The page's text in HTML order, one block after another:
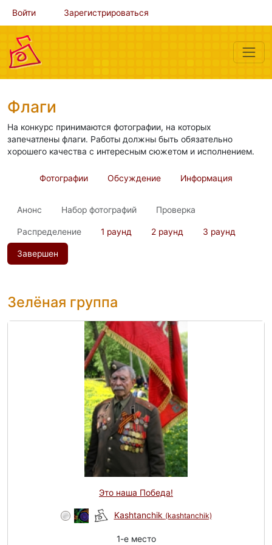
Войти Зарегистрироваться
Флаги
На конкурс принимаются фотографии, на которых
запечатлены флаги. Работы должны быть обязательно
хорошего качества с интересным сюжетом и исполнением.
Фотографии Обсуждение Информация
Анонс Набор фотографий Проверка
Распределение 1 раунд 2 раунд 3 раунд
Завершен
Зелёная группа
Это наша Победа!
Kashtanchik (kashtanchik)
1-e место